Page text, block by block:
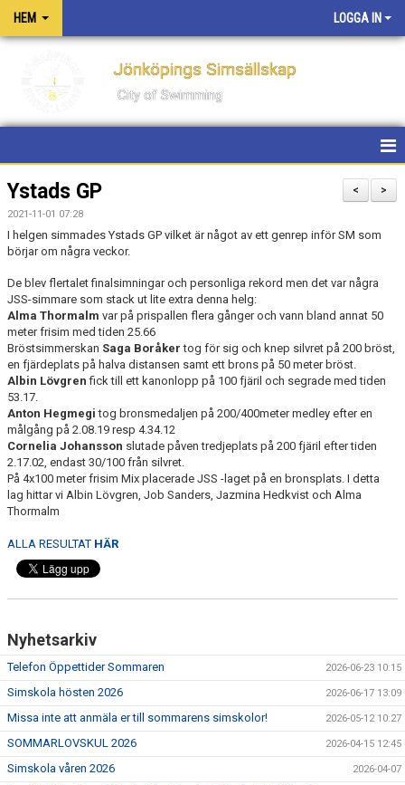
HEM LOGGA IN
Jönköpings Simsällskap
City of Swimming
HEM
NYHETER
KONTAKT
OM KLUBBEN
PM FÖR TÄVLINGAR OCH LÄGER
PRIVATLEKTIONER
BOKNING SIMSKOLA
KALENDER
WEBSHOP
>
<
Ystads GP
2021-11-01 07:28
I helgen simmades Ystads GP vilket är något av ett genrep inför SM som
börjar om några veckor.
De blev flertalet finalsimningar och personliga rekord men det var några
JSS-simmare som stack ut lite extra denna helg:
Alma Thormalm var på prispallen flera gånger och vann bland annat 50
meter frisim med tiden 25.66
Bröstsimmerskan Saga Boråkertog för sig och knep silvret på 200 bröst,
en fjärdeplats på halva distansen samt ett brons på 50 meter bröst.
Albin Lövgrenfick till ett kanonlopp på 100 fjäril och segrade med tiden
53.17.
Anton Hegmegi tog bronsmedaljen på 200/400meter medley efter en
målgång på 2.08.19 resp 4.34.12
Cornelia Johansson slutade påven tredjeplats på 200 fjäril efter tiden
2.17.02, endast 30/100 från silvret.
På 4x100 meter frisim Mix placerade JSS -laget på en bronsplats. I detta
lag hittar vi Albin Lövgren, Job Sanders, Jazmina Hedkvist och Alma
Thormalm
ALLA RESULTAT HÄR
Nyhetsarkiv
Telefon Öppettider Sommaren 2026-06-23 10:15
Simskola hösten 2026 2026-06-17 13:09
Missa inte att anmäla er till sommarens simskolor! 2026-05-12 10:27
SOMMARLOVSKUL 2026 2026-04-15 12:45
Simskola våren 2026 2026-04-07